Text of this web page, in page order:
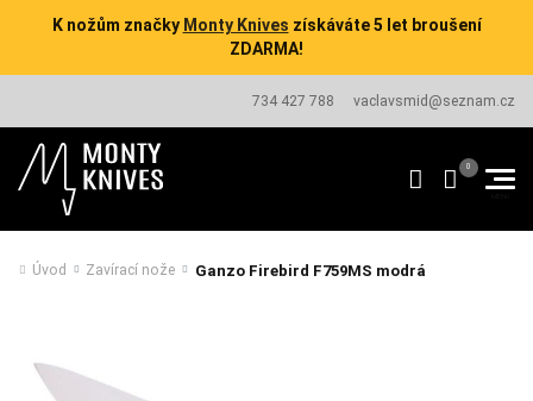
K nožům značky Monty Knives získáváte 5 let broušení
ZDARMA!
734 427 788 vaclavsmid@seznam.cz
Úvod Zavírací nože Ganzo Firebird F759MS modrá